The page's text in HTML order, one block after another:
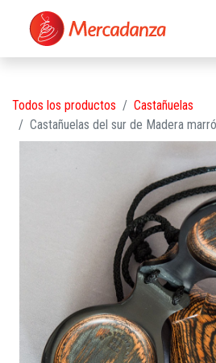
Todos los productos
Castañuelas
Castañuelas del sur de Madera